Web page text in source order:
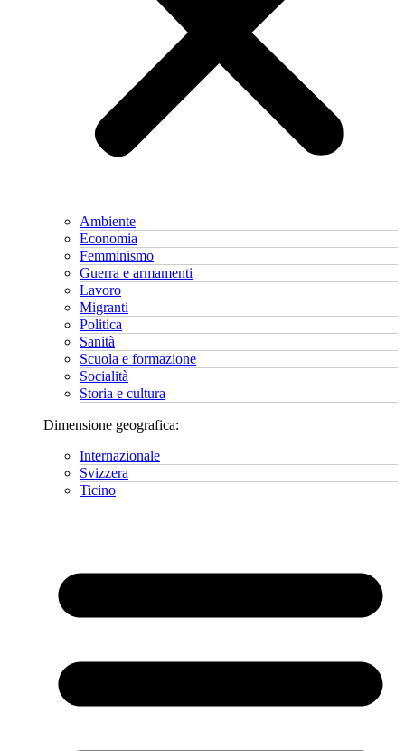
Ambiente
Economia
Femminismo
Guerra e armamenti
Lavoro
Migranti
Politica
Sanità
Scuola e formazione
Socialità
Storia e cultura
Dimensione geografica:
Internazionale
Svizzera
Ticino